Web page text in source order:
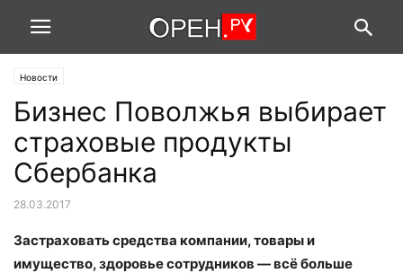
Новости
Бизнес Поволжья выбирает
страховые продукты
Сбербанка
28.03.2017
Застраховать средства компании, товары и
имущество, здоровье сотрудников — всё больше